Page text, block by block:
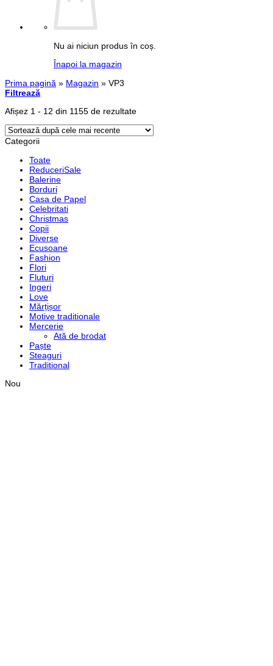
Nu ai niciun produs în coș.
Înapoi la magazin
Prima pagină » Magazin » VP3
Filtrează
Afișez 1 - 12 din 1155 de rezultateSortat
cele
Categorii
Toate
Reduceri
Balerine
Borduri
Casa de Papel
Celebritati
Christmas
Copii
Diverse
Ecusoane
Fashion
Flori
Fluturi
Ingeri
Love
Mărțișor
Motive traditionale
Mercerie
Ată de brodat
Paște
Steaguri
Traditional
Nou